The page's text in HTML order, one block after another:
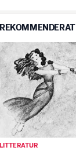
REKOMMENDERAT
LITTERATUR